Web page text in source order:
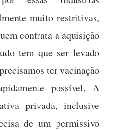
muito restritivas,
contrata a aquisição
tem que ser levado
ter vacinação
possível. A
privada, inclusive
de um permissivo